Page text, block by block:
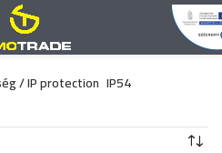
/ IP protection IP54